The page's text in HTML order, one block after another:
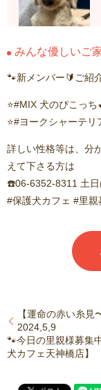
みんな優しいご
🐾新メンバー🔰ご紹
⭐️#MIX 犬のぴこっ
⭐️#ヨークシャーテ
詳しい性格等は、分
えて下さる方は
☎️06-6352-8311 土
#保護犬カフェ #里親
【運命の赤い糸
2024,5,9
🐾今日の里親様募集
犬カフェ天神橋店】